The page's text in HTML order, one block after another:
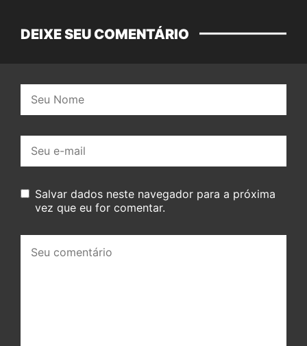
DEIXE SEU COMENTÁRIO
mail:
Salvar dados neste navegador para a próxima
vez que eu for comentar.
comentário: